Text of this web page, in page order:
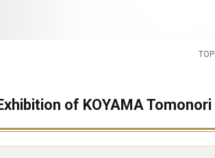
TOP
of KOYAMA Tomonori